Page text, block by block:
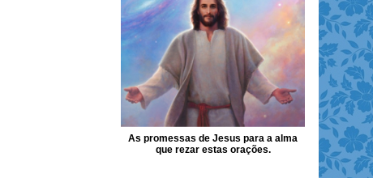
As promessas de Jesus para a alma
que rezar estas orações.